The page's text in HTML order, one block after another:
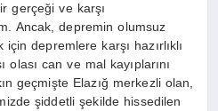
gerçeği ve karşı
Ancak, depremin olumsuz
depremlere karşı hazırlıklı
can ve mal kayıplarını
geçmişte Elazığ merkezli olan,
şiddetli şekilde hissedilen